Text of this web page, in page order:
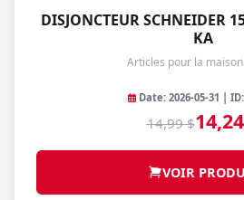
DISJONCTEUR SCHNEIDER
KA
Articles pour la maison
Date: 2026-05-31 | ID:
14,99 $
VOIR